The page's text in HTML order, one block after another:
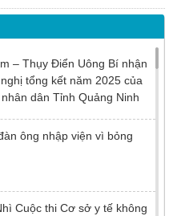
– Thụy Điển Uông Bí nhận
tổng kết năm 2025 của
dân Tỉnh Quảng Ninh
ông nhập viện vì bỏng
Cuộc thi Cơ sở y tế không